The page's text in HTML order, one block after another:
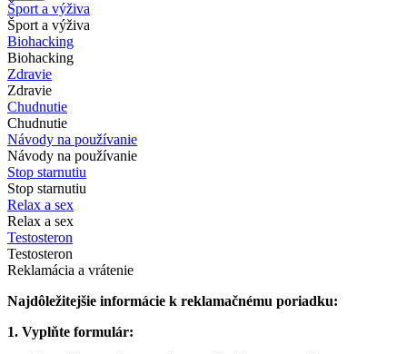
Šport a výživa
Šport a výživa
Biohacking
Biohacking
Zdravie
Zdravie
Chudnutie
Chudnutie
Návody na používanie
Návody na používanie
Stop starnutiu
Stop starnutiu
Relax a sex
Relax a sex
Testosteron
Testosteron
Reklamácia a vrátenie
Najdôležitejšie informácie k reklamačnému poriadku:
1. Vyplňte formulár: